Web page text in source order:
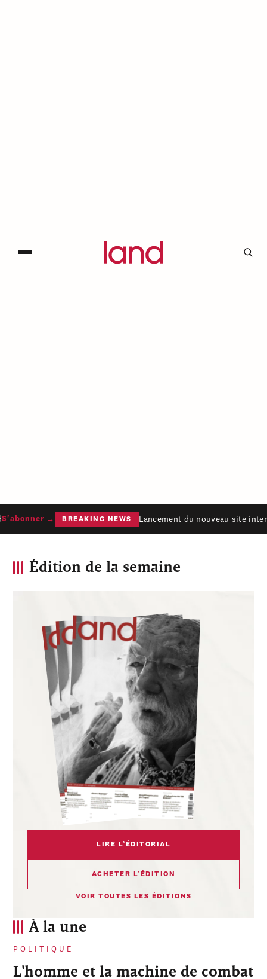
→ BREAKING NEWS Lancement du nouveau site
À la une
POLITIQUE
L'homme et la machine de combat
Édition de la semaine
LIRE L’ÉDITORIAL
ACHETER L’ÉDITION
VOIR TOUTES LES ÉDITIONS